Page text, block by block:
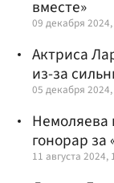
вместе»
09 декабря
Актриса
из-за
05 декабря
Немоляева
гонорар
11 августа 2024,